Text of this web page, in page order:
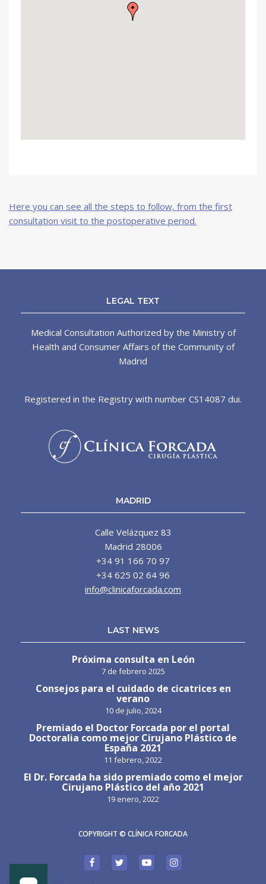
Here you can see all the steps to follow, from the first
consultation visit to the postoperative period.
LEGAL TEXT
Medical Consultation Authorized by the Ministry of
Health and Consumer Affairs of the Community of
Madrid
Registered in the Registry with number CS14087 dui.
MADRID
Calle Velázquez 83
Madrid 28006
+34 91 166 70 97
+34 625 02 64 96
info@clinicaforcada.com
LAST NEWS
Próxima consulta en León
7 de febrero 2025
Consejos para el cuidado de cicatrices en
verano
10 de julio, 2024
Premiado el Doctor Forcada por el portal
Doctoralia como mejor Cirujano Plástico de
España 2021
11 febrero, 2022
El Dr. Forcada ha sido premiado como el mejor
Cirujano Plástico del año 2021
19 enero, 2022
COPYRIGHT © CLÍNICA FORCADA